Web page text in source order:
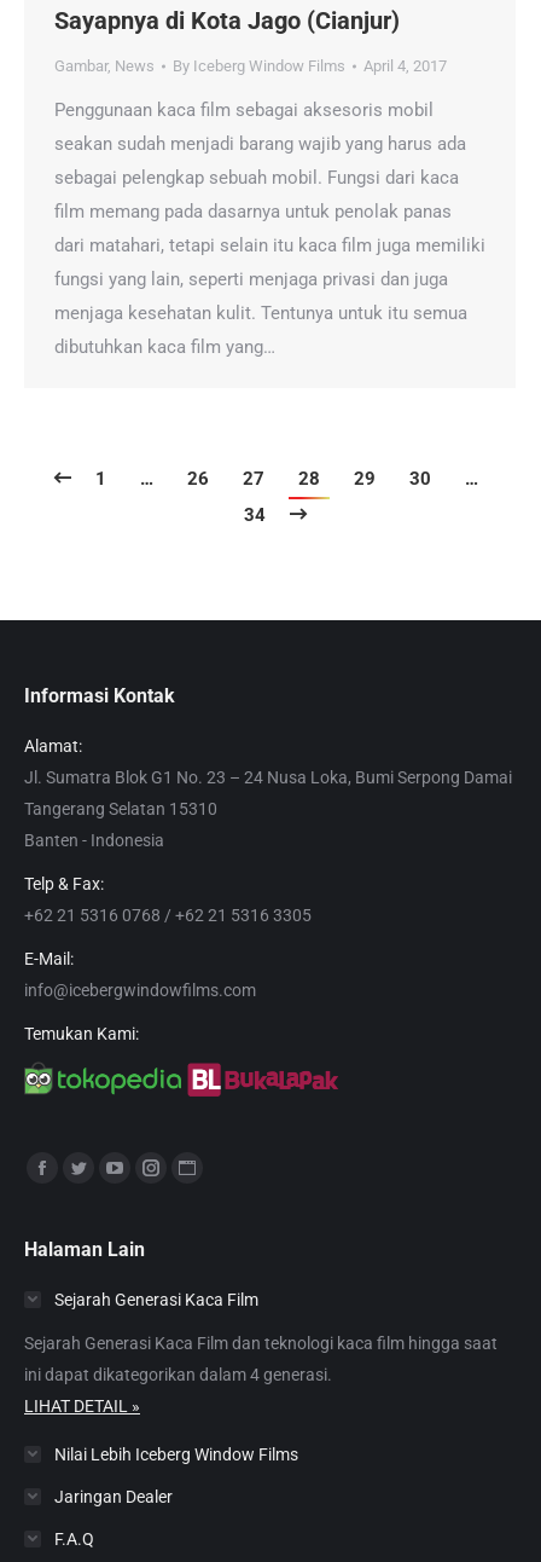
Sayapnya di Kota Jago (Cianjur)
Gambar, News By Iceberg Window Films April 4, 2017
Penggunaan kaca film sebagai aksesoris mobil
seakan sudah menjadi barang wajib yang harus ada
sebagai pelengkap sebuah mobil. Fungsi dari kaca
film memang pada dasarnya untuk penolak panas
dari matahari, tetapi selain itu kaca film juga memiliki
fungsi yang lain, seperti menjaga privasi dan juga
menjaga kesehatan kulit. Tentunya untuk itu semua
dibutuhkan kaca film yang…
1 … 26 27 28 29 30
…
34
Informasi Kontak
Alamat:
Jl. Sumatra Blok G1 No. 23 – 24 Nusa Loka, Bumi Serpong Damai
Tangerang Selatan 15310
Banten - Indonesia
Telp & Fax:
+62 21 5316 0768 / +62 21 5316 3305
E-Mail:
info@icebergwindowfilms.com
Temukan Kami:
Find us on:
opens
new
window
opens
new
window
YouTube
opens
new
window
Instagram
new
window
new
window
Halaman Lain
Sejarah Generasi Kaca Film
Sejarah Generasi Kaca Film dan teknologi kaca film hingga saat
ini dapat dikategorikan dalam 4 generasi.
LIHAT DETAIL »
Nilai Lebih Iceberg Window Films
Jaringan Dealer
F.A.Q